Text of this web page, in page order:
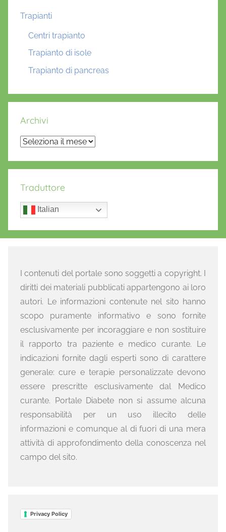
Trapianti
Centri trapianto
Trapianto di isole
Trapianto di pancreas
Archivi
Archivi
Traduttore
Italian
I contenuti del portale sono soggetti a copyright. I
diritti dei materiali pubblicati appartengono ai loro
autori. Le informazioni contenute nel sito hanno
scopo puramente informativo e sono fornite
esclusivamente per incoraggiare e non sostituire
il rapporto tra paziente e medico curante. Le
indicazioni fornite dagli esperti sono di carattere
generale: cure e terapie personalizzate devono
essere prescritte esclusivamente dal Medico
curante. Portale Diabete non si assume alcuna
responsabilità per un uso illecito delle
informazioni e comunque al di fuori di una mera
attività di approfondimento della conoscenza nel
campo del sito.
Privacy Policy